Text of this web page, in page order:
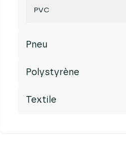
PVC
Pneu
Polystyrène
Textile